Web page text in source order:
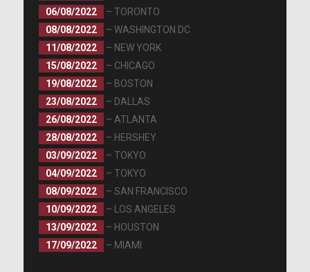
06/08/2022
– TORONTO
08/08/2022
– WASHINGTON DC
11/08/2022
– NEW YORK
15/08/2022
– CHICAGO
19/08/2022
– BOSTON
23/08/2022
– DALLAS
26/08/2022
– ATLANTA
28/08/2022
– HERSHEY
03/09/2022
– TOKYO
04/09/2022
– TOKYO
08/09/2022
– SAN FRANCISCO
10/09/2022
– LOS ANGELES
13/09/2022
– HOUSTON
17/09/2022
– MIAMI